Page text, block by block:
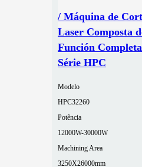
/ Máquina de
Laser Composta
Función Completa
Série HPC
Modelo
HPC32260
Potência
12000W-30000W
Machining Area
3250X26000mm